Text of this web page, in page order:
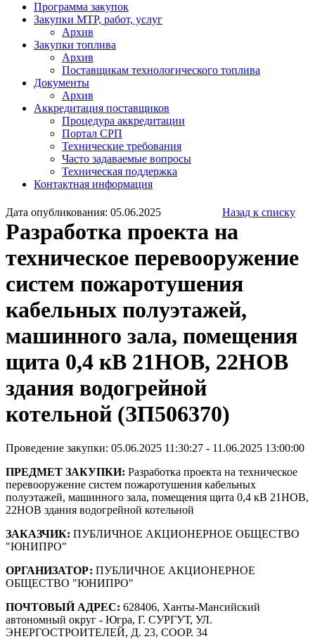
Программа закупок
Закупки МТР, работ, услуг
Архив
Закупки топлива
Архив
Поставщикам технологического топлива
Документы
Архив
Аккредитация поставщиков
Процедура аккредитации
Портал СРП
Технические требования
Часто задаваемые вопросы
Техническая поддержка
Контактная информация
Дата опубликования: 05.06.2025 Назад к списку
Разработка проекта на
техническое перевооружение
систем пожаротушения
кабельных полуэтажей,
машинного зала, помещения
щита 0,4 кВ 21НОВ, 22НОВ
здания водогрейной
котельной (ЗП506370)
Проведение закупки: 05.06.2025 11:30:27 - 11.06.2025 13:00:00
ПРЕДМЕТ ЗАКУПКИ: Разработка проекта на техническое
перевооружение систем пожаротушения кабельных
полуэтажей, машинного зала, помещения щита 0,4 кВ 21НОВ,
22НОВ здания водогрейной котельной
ЗАКАЗЧИК: ПУБЛИЧНОЕ АКЦИОНЕРНОЕ ОБЩЕСТВО
"ЮНИПРО"
ОРГАНИЗАТОР: ПУБЛИЧНОЕ АКЦИОНЕРНОЕ
ОБЩЕСТВО "ЮНИПРО"
ПОЧТОВЫЙ АДРЕС: 628406, Ханты-Мансийский
автономный округ - Югра, Г. СУРГУТ, УЛ.
ЭНЕРГОСТРОИТЕЛЕЙ, Д. 23, СООР. 34